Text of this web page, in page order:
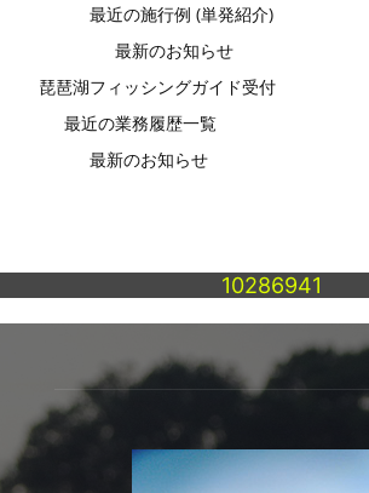
最近の施行例 (単発紹介)
最新のお知らせ
琵琶湖フィッシングガイド受付
最近の業務履歴一覧
最新のお知らせ
10286941